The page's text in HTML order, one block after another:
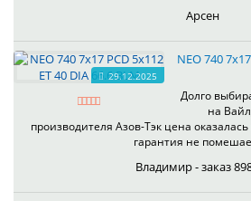
Арсен
29.12.2025
NEO 740
Долго
на
производителя Азов-Тэк цена
гарантия не
Владимир - заказ